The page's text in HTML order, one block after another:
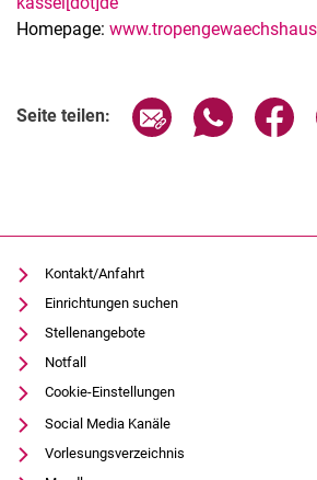
Homepage:
Seite teilen: Seite über E-Mail
Seite
Kontakt/Anfahrt
Einrichtungen suchen
Stellenangebote
Notfall
Cookie-Einstellungen
Social Media Kanäle
Vorlesungsverzeichnis